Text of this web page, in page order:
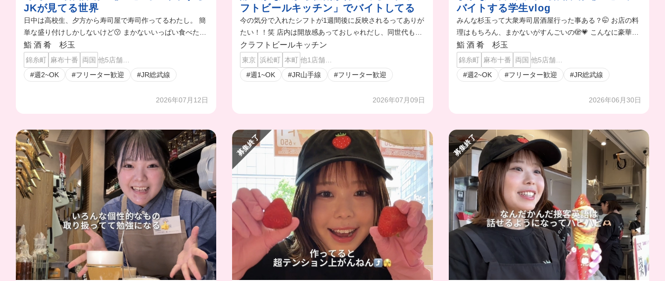
JKが見てる世界
日中は高校生、夕方から寿司屋で寿司作ってるわたし。 簡
単な盛り付けしかしないけど😗 まかないいっぱい食べたい
人だからこの量ありがたすぎる💗💗
鮨 酒 肴 杉玉
錦糸町 麻布十番 両国 他5店舗…
#週2~OK
#フリーター歓迎 #JR総武線
2026年07月12日
フトビールキッチン」でバイトしてる
今の気分で入れたシフトが1週間後に反映されるってありが
たい！！笑 店内は開放感あっておしゃれだし、同世代も多
いから働きやすいよ🥺✨
クラフトビールキッチン
東京 浜松町 本町 他1店舗…
#週1~OK
#JR山手線 #フリーター歓迎
2026年07月09日
バイトする学生vlog
みんな杉玉って大衆寿司居酒屋行った事ある？🤭 お店の料
理はもちろん、まかないがすんごいの🫣💗 こんなに豪華な
まかないありますか？ってくらい食べさせてくれるからま
かない目当てでシフト入ってます👉🏻👈🏻
鮨 酒 肴 杉玉
錦糸町 麻布十番 両国 他5店舗…
#週2~OK
#フリーター歓迎 #JR総武線
2026年06月30日
募集終了 募集終了